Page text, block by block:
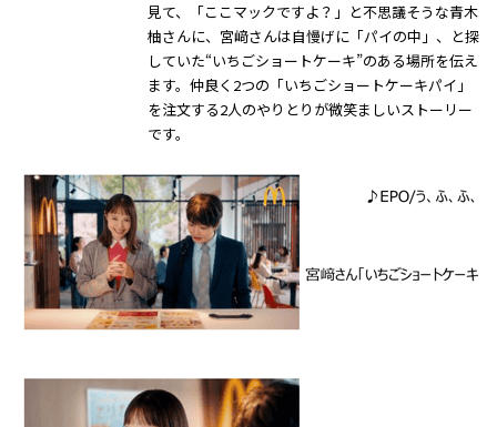
見て、「ここマックですよ？」と不思議そうな青木
柚さんに、宮﨑さんは自慢げに「パイの中」、と探
していた“いちごショートケーキ”のある場所を伝え
ます。仲良く2つの「いちごショートケーキパイ」
を注文する2人のやりとりが微笑ましいストーリー
です。